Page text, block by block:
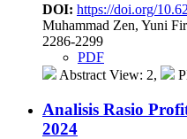
DOI: https://doi.org/
Muhammad Zen, Yuni
2286-2299
PDF
Abstract View: 2,
Analisis Rasio
2024